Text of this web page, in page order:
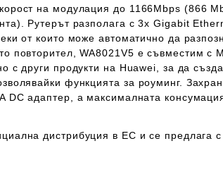
на модулация до 1166Mbps (866
Рутерът разполага с3x Gigabit
от които може автоматично да
повторител, WA8021V5 е съвместим
с други продукти на Huawei, за да
функцията за роуминг.
DC адаптер, а максималната
дистрибуция в ЕС и се предлага с